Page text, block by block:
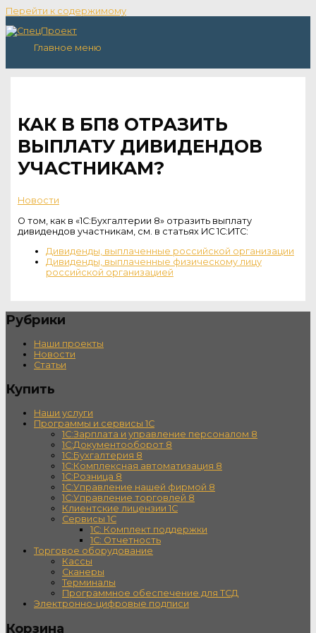
Перейти к содержимому
Главное меню
КАК В БП8 ОТРАЗИТЬ
ВЫПЛАТУ ДИВИДЕНДОВ
УЧАСТНИКАМ?
Новости
О том, как в «1С:Бухгалтерии 8» отразить выплату
дивидендов участникам, см. в статьях ИС 1С:ИТС:
Дивиденды, выплаченные российской организации
Дивиденды, выплаченные физическому лицу
российской организацией
Рубрики
Наши проекты
Новости
Статьи
Купить
Наши услуги
Программы и сервисы 1С
1С:Зарплата и управление персоналом 8
1С:Документооборот 8
1С:Бухгалтерия 8
1С:Комплексная автоматизация 8
1С:Розница 8
1С:Управление нашей фирмой 8
1С:Управление торговлей 8
Клиентские лицензии 1С
Сервисы 1С
1С: Комплект поддержки
1С: Отчетность
Торговое оборудование
Кассы
Сканеры
Терминалы
Программное обеспечение для ТСД
Электронно-цифровые подписи
Корзина